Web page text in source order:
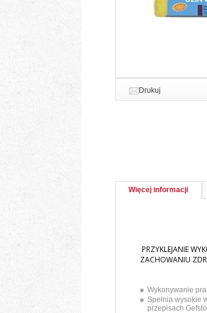
Drukuj
Więcej informacji
PRZYKLEJANIE
ZACHOWANIU
Wykonywanie
Spełnia wysokie
przepisach